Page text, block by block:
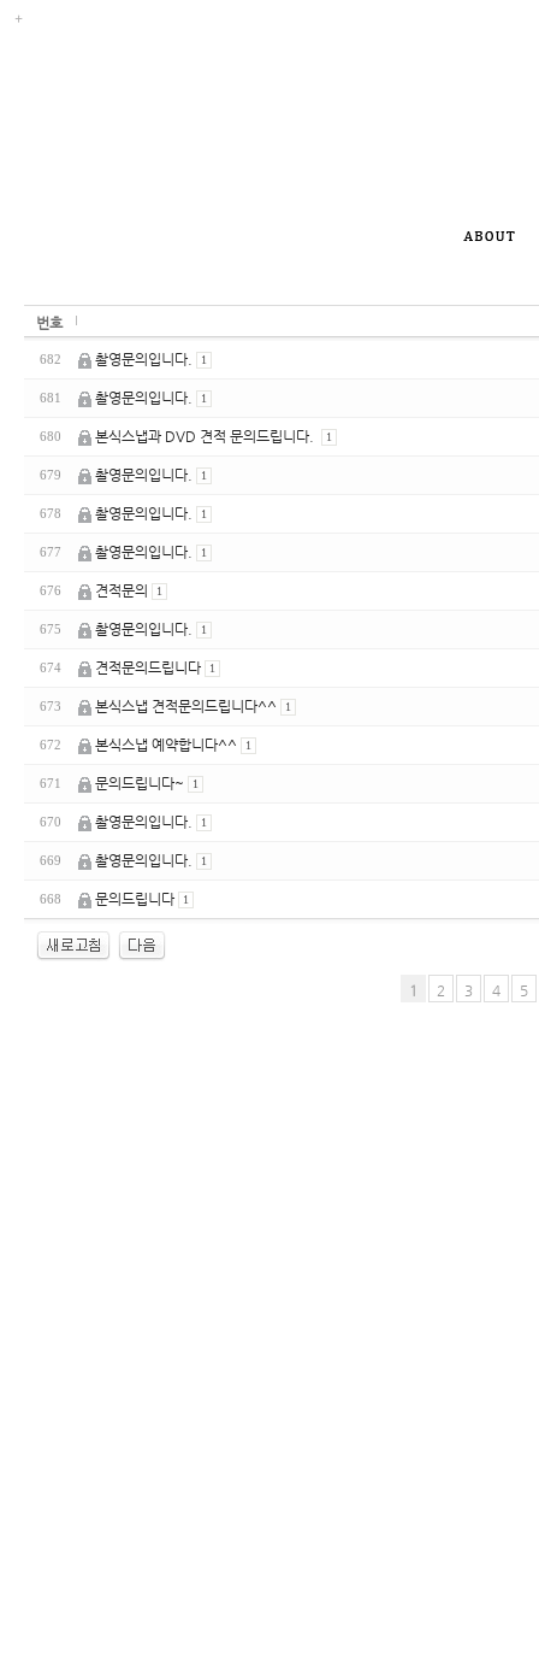
번호
682 촬영문의입니다. 1
681 촬영문의입니다. 1
680 본식스냅과 DVD 견적 문의드립니다. 1
679 촬영문의입니다. 1
678 촬영문의입니다. 1
677 촬영문의입니다. 1
676 견적문의 1
675 촬영문의입니다. 1
674 견적문의드립니다 1
673 본식스냅 견적문의드립니다^^ 1
672 본식스냅 예약합니다^^ 1
671 문의드립니다~ 1
670 촬영문의입니다. 1
669 촬영문의입니다. 1
668 문의드립니다 1
1 2 3 4 5